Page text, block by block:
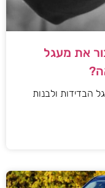
את מעגל
הבדידות ולבנות